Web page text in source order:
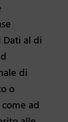
al di
di
o
ad